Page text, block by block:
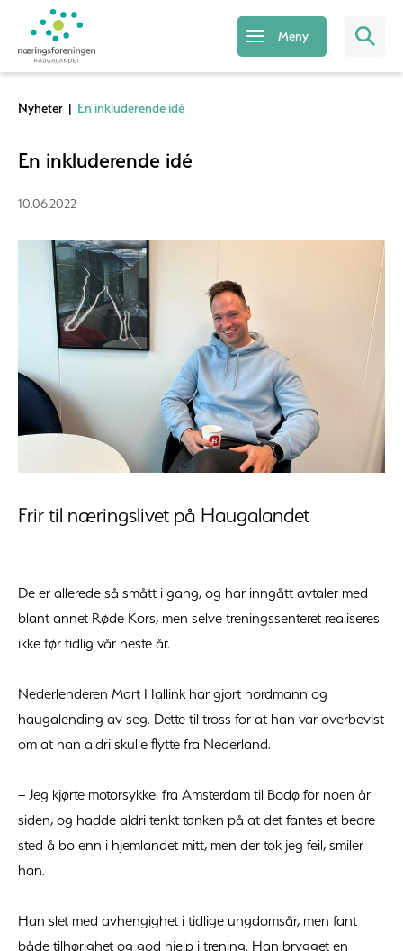
Meny
Nyheter | En inkluderende idé
En inkluderende idé
10.06.2022
Frir til næringslivet på Haugalandet
De er allerede så smått i gang, og har inngått avtaler med
blant annet Røde Kors, men selve treningssenteret realiseres
ikke før tidlig vår neste år.
Nederlenderen Mart Hallink har gjort nordmann og
haugalending av seg. Dette til tross for at han var overbevist
om at han aldri skulle flytte fra Nederland.
– Jeg kjørte motorsykkel fra Amsterdam til Bodø for noen år
siden, og hadde aldri tenkt tanken på at det fantes et bedre
sted å bo enn i hjemlandet mitt, men der tok jeg feil, smiler
han.
Han slet med avhengighet i tidlige ungdomsår, men fant
både tilhørighet og god hjelp i trening. Han brygget en